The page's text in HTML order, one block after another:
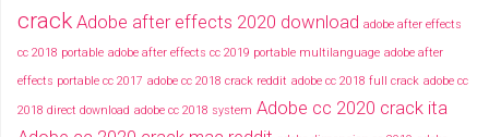
crack Adobe after effects 2020 download adobe after effects
cc 2018 portable adobe after effects cc 2019 portable multilanguage adobe after
effects portable cc 2017 adobe cc 2018 crack reddit adobe cc 2018 full crack adobe cc
2018 direct download adobe cc 2018 system Adobe cc 2020 crack ita